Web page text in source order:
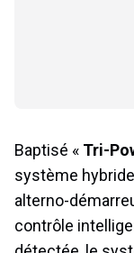
Baptisé « Tri-
système
alterno-
contrôle